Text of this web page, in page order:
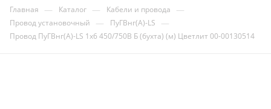
Главная — Каталог — Кабели и провода —
Провод установочный — ПуГВнг(А)-LS —
Провод ПуГВнг(А)-LS 1х6 450/750В Б (бухта) (м) Цветлит 00-00130514